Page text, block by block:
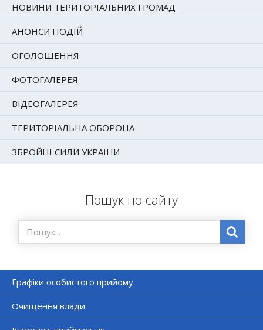
НОВИНИ ТЕРИТОРІАЛЬНИХ ГРОМАД
АНОНСИ ПОДІЙ
ОГОЛОШЕННЯ
ФОТОГАЛЕРЕЯ
ВІДЕОГАЛЕРЕЯ
ТЕРИТОРІАЛЬНА ОБОРОНА
ЗБРОЙНІ СИЛИ УКРАЇНИ
Пошук по сайту
Графіки особистого прийому
Очищення влади